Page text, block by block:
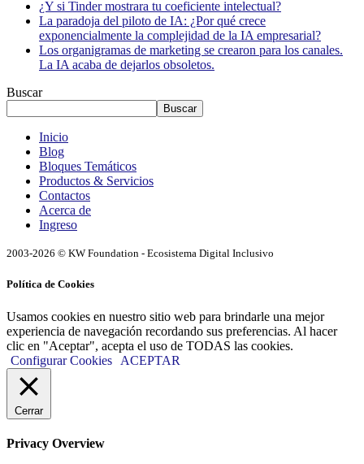
¿Y si Tinder mostrara tu coeficiente intelectual?
La paradoja del piloto de IA: ¿Por qué crece
exponencialmente la complejidad de la IA empresarial?
Los organigramas de marketing se crearon para los canales.
La IA acaba de dejarlos obsoletos.
Buscar
Buscar
Inicio
Blog
Bloques Temáticos
Productos & Servicios
Contactos
Acerca de
Ingreso
2003-2026 © KW Foundation - Ecosistema Digital Inclusivo
Política de Cookies
Usamos cookies en nuestro sitio web para brindarle una mejor
experiencia de navegación recordando sus preferencias. Al hacer
clic en "Aceptar", acepta el uso de TODAS las cookies.
Configurar Cookies
ACEPTAR
Cerrar
Privacy Overview